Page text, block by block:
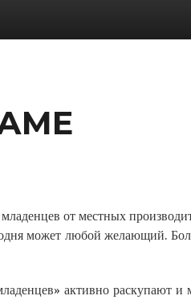
от местных
может любой желающий.
активно раскупают и